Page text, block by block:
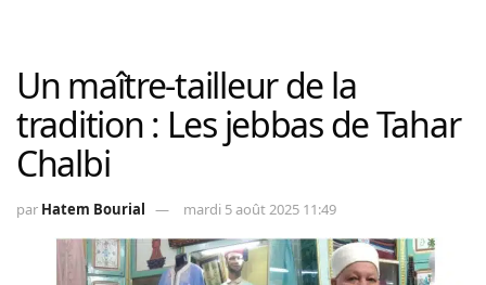
Un maître-tailleur de la
tradition : Les jebbas de Tahar
Chalbi
par Hatem Bourial mardi 5 août 2025 11:49